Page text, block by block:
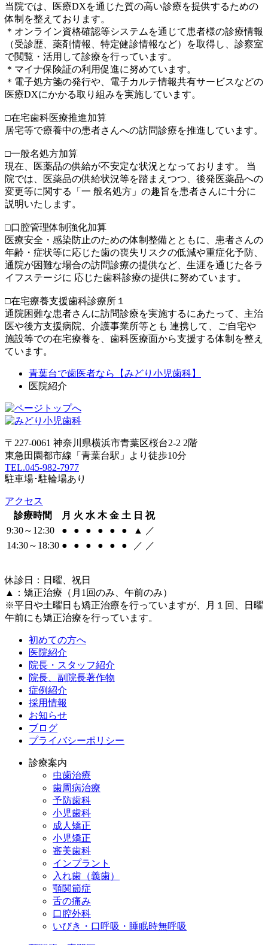
当院では、医療DXを通じた質の高い診療を提供するための
体制を整えております。
＊オンライン資格確認等システムを通じて患者様の診療情報
（受診歴、薬剤情報、特定健診情報など）を取得し、診察室
で閲覧・活用して診療を行っています。
＊マイナ保険証の利用促進に努めています。
＊電子処方箋の発行や、電子カルテ情報共有サービスなどの
医療DXにかかる取り組みを実施しています。
□在宅歯科医療推進加算
居宅等で療養中の患者さんへの訪問診療を推進しています。
□一般名処方加算
現在、医薬品の供給が不安定な状況となっております。 当
院では、医薬品の供給状況等を踏まえつつ、後発医薬品への
変更等に関する「一 般名処方」の趣旨を患者さんに十分に
説明いたします。
□口腔管理体制強化加算
医療安全・感染防止のための体制整備とともに、患者さんの
年齢・症状等に応じた歯の喪失リスクの低減や重症化予防、
通院が困難な場合の訪問診療の提供など、生涯を通じた各ラ
イフステージに 応じた歯科診療の提供に努めています。
□在宅療養支援歯科診療所１
通院困難な患者さんに訪問診療を実施するにあたって、主治
医や後方支援病院、介護事業所等とも 連携して、ご自宅や
施設等での在宅療養を、歯科医療面から支援する体制を整え
ています。
青葉台で歯医者なら【みどり小児歯科】
医院紹介
〒227-0061 神奈川県横浜市青葉区桜台2-2 2階
東急田園都市線「青葉台駅」より徒歩10分
TEL.045-982-7977
駐車場･駐輪場あり
アクセス
診療時間
月 火 水 木 金 土 日 祝
9:30～12:30
● ● ● ● ● ● ▲
／
14:30～18:30 ● ● ● ● ● ● ／ ／
休診日：日曜、祝日
▲：矯正治療（月1回のみ、午前のみ）
※平日や土曜日も矯正治療を行っていますが、月１回、日曜
午前にも矯正治療を行っています。
初めての方へ
医院紹介
院長・スタッフ紹介
院長、副院長著作物
症例紹介
採用情報
お知らせ
ブログ
プライバシーポリシー
診療案内
虫歯治療
歯周病治療
予防歯科
小児歯科
成人矯正
小児矯正
審美歯科
インプラント
入れ歯（義歯）
顎関節症
舌の痛み
口腔外科
いびき・口呼吸・睡眠時無呼吸